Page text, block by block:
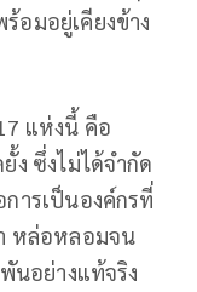
มอยู่เคียงข้าง
แห่งนี้ คือ
ง ซึ่งไม่ได้จำกัด
ารเป็นองค์กรที่
หล่อหลอมจน
นอย่างแท้จริง